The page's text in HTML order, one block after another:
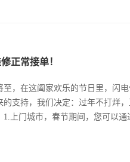
正常接单！
，在这阖家欢乐的节日里，闪电
支持，我们决定：过年不打烊
上门城市，春节期间，您可以通